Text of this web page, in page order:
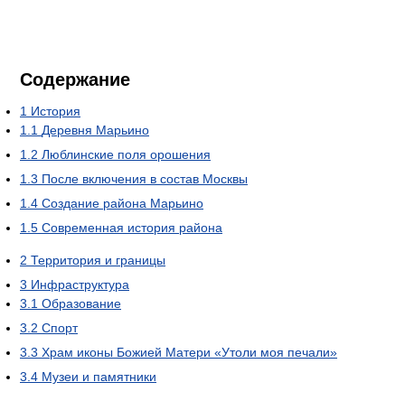
Содержание
1 История
1.1 Деревня Марьино
1.2 Люблинские поля орошения
1.3 После включения в состав Москвы
1.4 Создание района Марьино
1.5 Современная история района
2 Территория и границы
3 Инфраструктура
3.1 Образование
3.2 Спорт
3.3 Храм иконы Божией Матери «Утоли моя печали»
3.4 Музеи и памятники